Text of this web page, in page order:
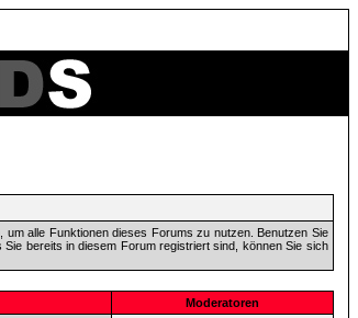
alle Funktionen dieses Forums zu nutzen. Benutzen Sie
bereits in diesem Forum registriert sind, können Sie sich
Moderatoren